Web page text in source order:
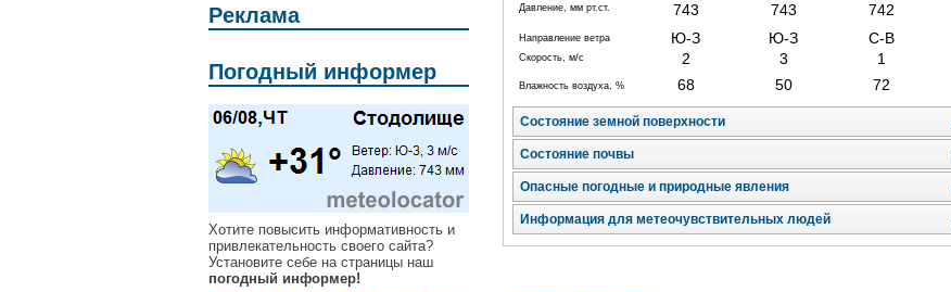
Реклама
Погодный информер
Хотите повысить информативность и
привлекательность своего сайта?
Установите себе на страницы наш
погодный информер!
Давление, мм рт.ст. 743 743 742
Направление ветра Ю-З Ю-З С-В
Скорость, м/с 2 3 1
Влажность воздуха, % 68 50 72
Состояние земной поверхности
Состояние почвы
Опасные погодные и природные явления
Информация для метеочувствительных людей